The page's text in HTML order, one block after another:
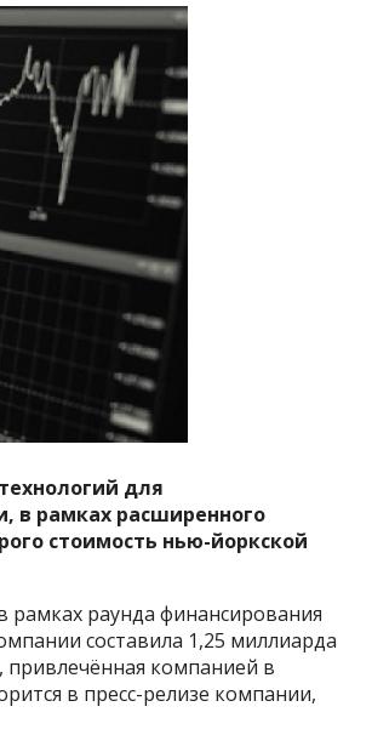
для
в рамках расширенного
стоимость нью-йоркской
раунда финансирования
составила 1,25 миллиарда
компанией в
в пресс-релизе компании,